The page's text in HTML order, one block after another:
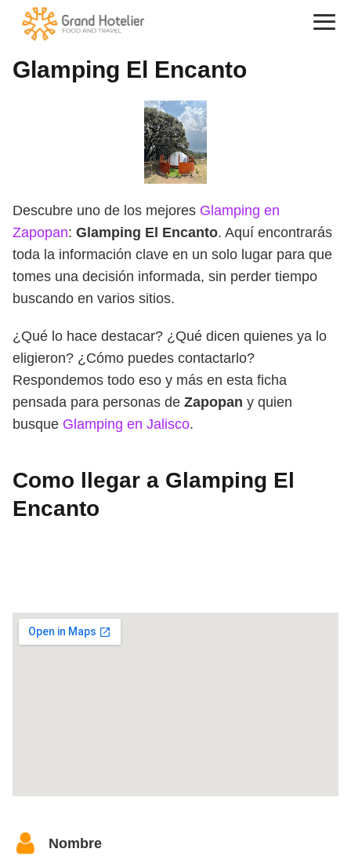
Glamping El Encanto
Descubre uno de los mejores Glamping en
Zapopan: Glamping El Encanto. Aquí encontrarás
toda la información clave en un solo lugar para que
tomes una decisión informada, sin perder tiempo
buscando en varios sitios.
¿Qué lo hace destacar? ¿Qué dicen quienes ya lo
eligieron? ¿Cómo puedes contactarlo?
Respondemos todo eso y más en esta ficha
pensada para personas de Zapopan y quien
busque Glamping en Jalisco.
Como llegar a Glamping El
Encanto
Nombre